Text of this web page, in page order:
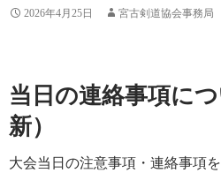
2026年4月25日 宮古剣道協会事務局
当日の連絡事項に
新）
大会当日の注意事項・連絡事項